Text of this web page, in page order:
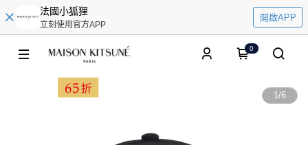
法國小狐狸
立刻使用官方APP
開啟APP
0
1/6